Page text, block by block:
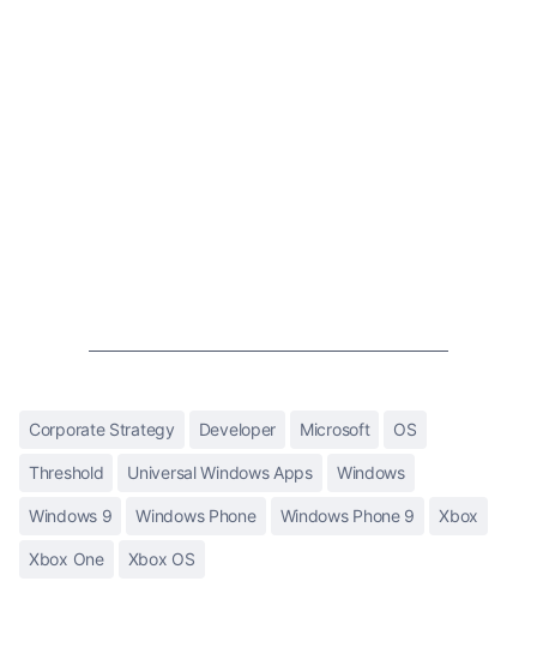
Corporate Strategy Developer Microsoft OS
Threshold Universal Windows Apps Windows
Windows 9 Windows Phone Windows Phone 9 Xbox
Xbox One Xbox OS